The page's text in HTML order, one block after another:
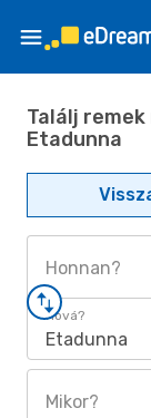
Találj
Etadunna
Honnan?
Hová?
Etadunna
Mikor?